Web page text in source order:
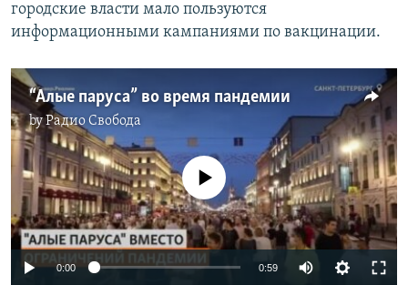
городские власти мало пользуются
информационными кампаниями по вакцинации.
“Алые паруса” во время пандемии
byРадио Свобода
No media source currently available
0:00 0:59